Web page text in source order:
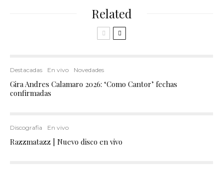
Related
Destacadas En vivo Novedades
Gira Andres Calamaro 2026: ‘Como Cantor’ fechas
confirmadas
Discografia En vivo
Razzmatazz | Nuevo disco en vivo